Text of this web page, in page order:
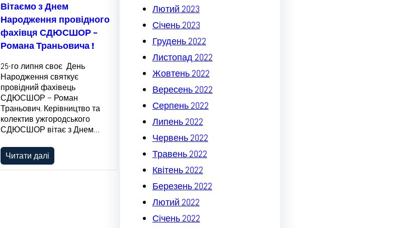
Вітаємо з Днем
Народження провідного
фахівця СДЮСШОР –
Романа Траньовича !
25-го липня своє День
Народження святкує
провідний фахівець
СДЮСШОР – Роман
Траньович. Керівництво та
колектив ужгородського
СДЮСШОР вітає з Днем…
Читати далі
Лютий 2023
Січень 2023
Грудень 2022
Листопад 2022
Жовтень 2022
Вересень 2022
Серпень 2022
Липень 2022
Червень 2022
Травень 2022
Квітень 2022
Березень 2022
Лютий 2022
Січень 2022